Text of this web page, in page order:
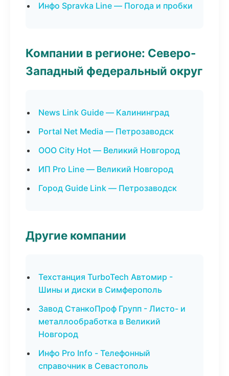
Инфо Spravka Line — Погода и пробки
Компании в регионе: Северо-
Западный федеральный округ
News Link Guide — Калининград
Portal Net Media — Петрозаводск
ООО City Hot — Великий Новгород
ИП Pro Line — Великий Новгород
Город Guide Link — Петрозаводск
Другие компании
Техстанция TurboTech Автомир -
Шины и диски в Симферополь
Завод СтанкоПроф Групп - Листо- и
металлообработка в Великий
Новгород
Инфо Pro Info - Телефонный
справочник в Севастополь